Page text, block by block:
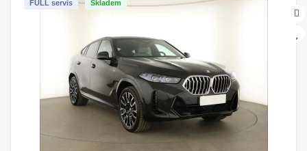
Skladem
FULL servis